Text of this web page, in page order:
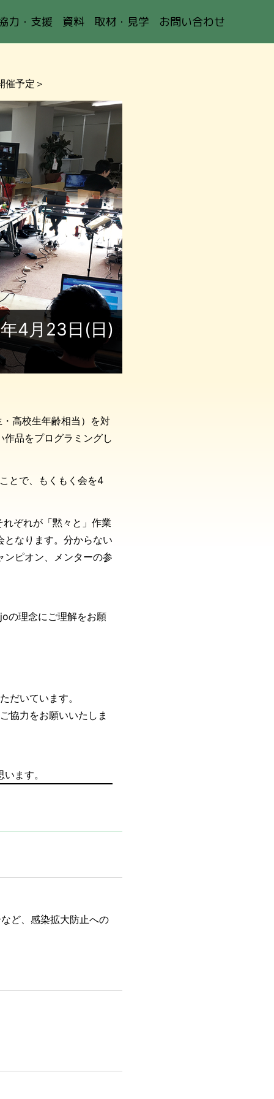
力・支援 資料 取材・見学 お問い合わせ
予定＞
4月23日(日)
高校生年齢相当）を対
品をプログラミングし
とで、もくもく会を4
ぞれが「黙々と」作業
となります。分からない
ンピオン、メンターの参
の理念にご理解をお願
だいています。
協力をお願いいたしま
ます。
ど、感染拡大防止への